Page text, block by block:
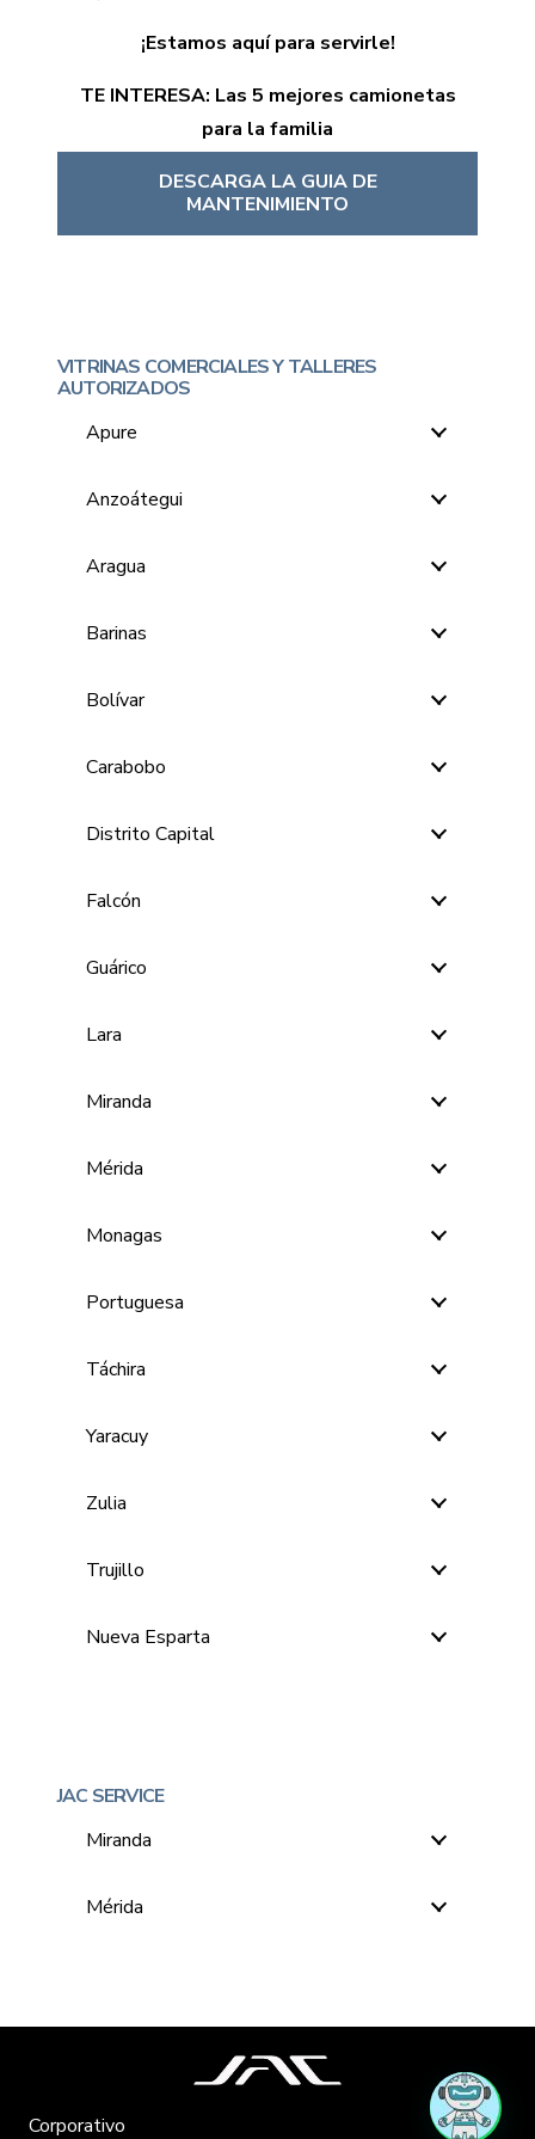
¡Estamos aquí para servirle!
TE INTERESA: Las 5 mejores camionetas
para la familia
DESCARGA LA GUIA DE
MANTENIMIENTO
VITRINAS COMERCIALES Y TALLERES
AUTORIZADOS
Apure
Anzoátegui
Aragua
Barinas
Bolívar
Carabobo
Distrito Capital
Falcón
Guárico
Lara
Miranda
Mérida
Monagas
Portuguesa
Táchira
Yaracuy
Zulia
Trujillo
Nueva Esparta
JAC SERVICE
Miranda
Mérida
Corporativo